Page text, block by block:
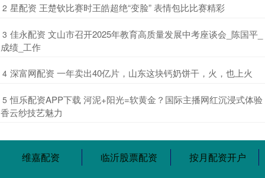
2 ​星配资 王楚钦比赛时王皓超绝“变脸” 表情包比比赛精彩
3 ​佳永配资 文山市召开2025年教育高质量发展中考座谈会_陈国平_
成绩_工作
4 ​深富网配资 一年卖出40亿片，山东这块钙奶饼干，火，也上火
5 ​恒乐配资APP下载 河泥+阳光=软黄金？国际主播网红沉浸式体验
香云纱技艺魅力
维嘉配资 临沂股票配资 按月配资开户